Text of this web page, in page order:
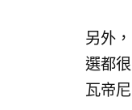
另外
選都
瓦帝